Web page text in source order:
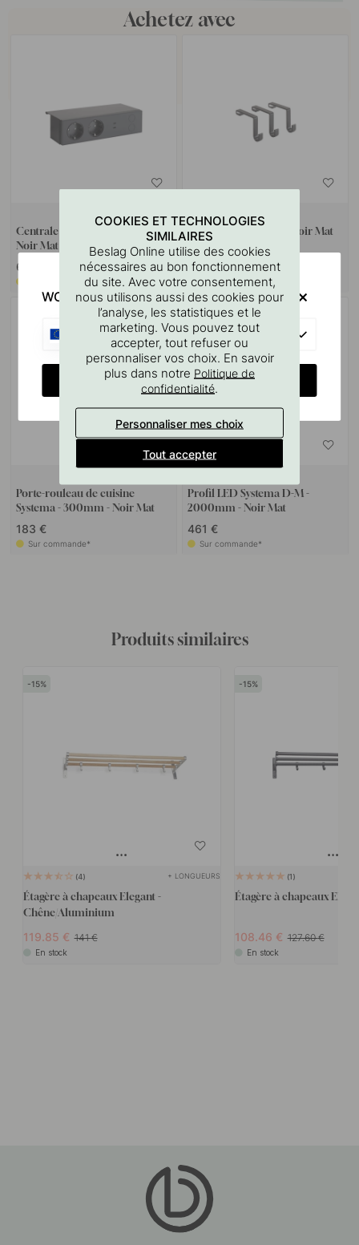
Achetez avec
Centrale de commande D-M -
Noir Mat
679 €
Sur commande*
Patère Systema - 3-p - Noir Mat
41 €
Sur commande*
Porte-rouleau de cuisine
Systema - 300mm - Noir Mat
183 €
Sur commande*
Profil LED Systema D-M -
2000mm - Noir Mat
461 €
Sur commande*
Produits similaires
15
4 + LONGUEURS
Étagère à chapeaux Elegant -
Chêne/Aluminium
119.85 141
En stock
15
1
Étagère à chapeaux
108.46 127.60
En stock
COOKIES ET TECHNOLOGIES
SIMILAIRES
Beslag Online utilise des cookies
nécessaires au bon fonctionnement
du site. Avec votre consentement,
nous utilisons aussi des cookies pour
l’analyse, les statistiques et le
marketing. Vous pouvez tout
accepter, tout refuser ou
personnaliser vos choix. En savoir
plus dans notre Politique de
confidentialité.
Personnaliser mes choix
Tout accepter
WOULD YOU RATHER VISIT?
CHANGE COUNTRY